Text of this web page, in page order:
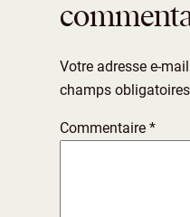
Votre adresse e-
champs
Commentaire *